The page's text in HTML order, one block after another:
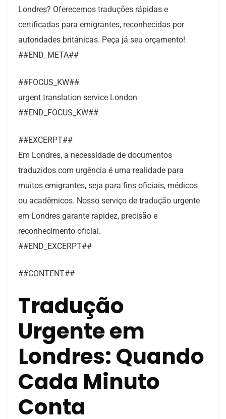
Londres? Oferecemos traduções rápidas e
certificadas para emigrantes, reconhecidas por
autoridades britânicas. Peça já seu orçamento!
##END_META##
##FOCUS_KW##
urgent translation service London
##END_FOCUS_KW##
##EXCERPT##
Em Londres, a necessidade de documentos
traduzidos com urgência é uma realidade para
muitos emigrantes, seja para fins oficiais, médicos
ou acadêmicos. Nosso serviço de tradução urgente
em Londres garante rapidez, precisão e
reconhecimento oficial.
##END_EXCERPT##
##CONTENT##
Tradução
Urgente em
Londres: Quando
Cada Minuto
Conta